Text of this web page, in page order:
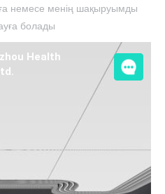
немесе менің шақыруымды
болады!